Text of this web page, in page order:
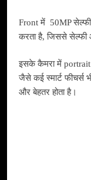
Front में 50MP सेल्फी
करता है, जिससे सेल्फी
इसके कैमरा में
जैसे कई स्मार्ट फीचर्स
और बेहतर होता है।